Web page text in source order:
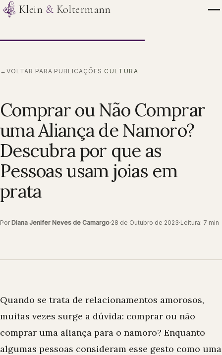
Klein & Koltermann
← VOLTAR PARA PUBLICAÇÕES CULTURA
Comprar ou Não Comprar
uma Aliança de Namoro?
Descubra por que as
Pessoas usam joias em
prata
Por Diana Jenifer Neves de Camargo·28 de Outubro de 2023·Leitura: 7 min
Quando se trata de relacionamentos amorosos,
muitas vezes surge a dúvida: comprar ou não
comprar uma aliança para o namoro? Enquanto
algumas pessoas consideram esse gesto como uma